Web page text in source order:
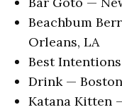
Beachbum
Orleans, LA
Best
Drink —
Katana Kitten